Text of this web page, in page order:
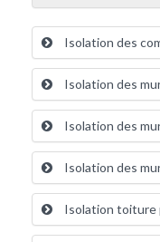
Isolation des
Isolation des
Isolation des
Isolation des
Isolation toiture